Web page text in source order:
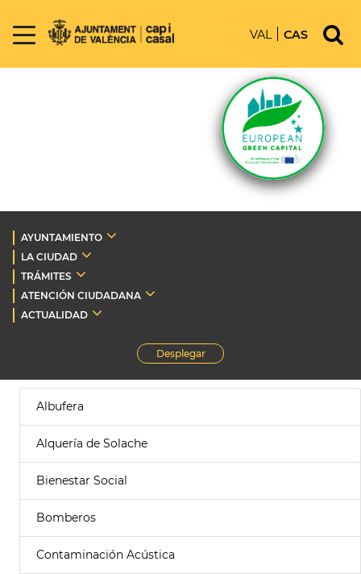
VAL CAS
AYUNTAMIENTO
LA CIUDAD
TRÁMITES
ATENCIÓN CIUDADANA
ACTUALIDAD
Desplegar
Albufera
Alquería de Solache
Bienestar Social
Bomberos
Contaminación Acústica